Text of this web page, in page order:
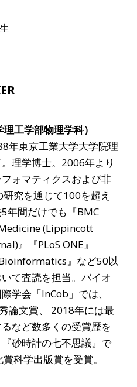
工学部物理学科）
年東京工業大学大学院理
理学博士。2006年より
ォマティクスおよび非
究を通じて100を超え
年間だけでも『BMC
(Lippincott
』『PLoS ONE』
Bioinformatics』など50以
て査読を担当。バイオ
学会「InCob」では、
論文賞、 2018年には最
など数多くの受賞歴を
砂時計の七不思議』で
科学出版賞を受賞。